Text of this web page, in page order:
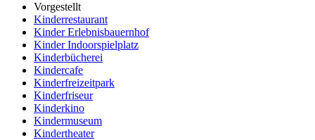
Vorgestellt
Kinderrestaurant
Kinder Erlebnisbauernhof
Kinder Indoorspielplatz
Kinderbücherei
Kindercafe
Kinderfreizeitpark
Kinderfriseur
Kinderkino
Kindermuseum
Kindertheater